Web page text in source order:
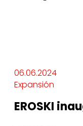
06.06.2024
Expansión
EROSKI